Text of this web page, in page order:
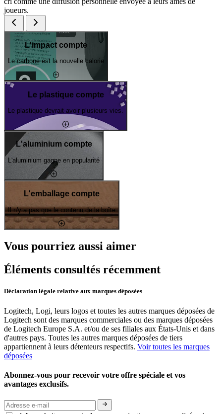
joueurs.
L'impact compte
Le carbone est la nouvelle calorie
Le plastique compte
Le plastique devrait avoir plusieurs vies.
L'aluminium compte
L'aluminium gagne en popularité
L'emballage compte
Il n'y a pas que le contenu de la boîte
Vous pourriez aussi aimer
Éléments consultés récemment
Déclaration légale relative aux marques déposées
Logitech, Logi, leurs logos et toutes les autres marques déposées de
Logitech sont des marques commerciales ou des marques déposées
de Logitech Europe S.A. et/ou de ses filiales aux États-Unis et dans
d'autres pays. Toutes les autres marques déposées de tiers
appartiennent à leurs détenteurs respectifs. Voir toutes les marques
déposées
Abonnez-vous pour recevoir votre offre spéciale et vos
avantages exclusifs.